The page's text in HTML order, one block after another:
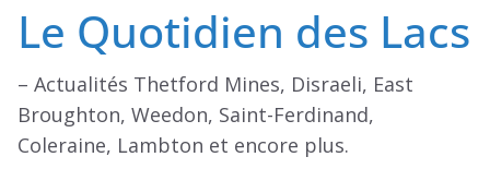
Le Quotidien des Lacs
– Actualités Thetford Mines, Disraeli, East
Broughton, Weedon, Saint-Ferdinand,
Coleraine, Lambton et encore plus.